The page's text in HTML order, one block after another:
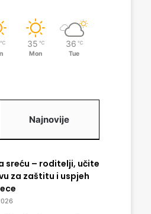
℃ 35 ℃
Mon
36 ℃
Tue
Najnovije
sreću – roditelji, učite
za zaštitu i uspjeh